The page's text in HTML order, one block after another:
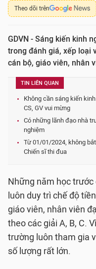
Theo dõi trên
GDVN - Sáng kiến kinh
trong đánh giá, xếp loại
cán bộ, giáo viên, nhân
TIN LIÊN QUAN
Không cần sáng kiến
CS, GV vui mừng
Có những lãnh đạo nhà
nghiệm
Từ 01/01/2024, không
Chiến sĩ thi đua
Những năm học trước
luôn duy trì chế độ
giáo viên, nhân viên
theo các giải A, B, C.
trường luôn tham gia
số lượng rất lớn.